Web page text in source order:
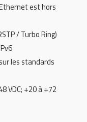
est hors
/ Turbo Ring)
les standards
VDC; +20 à +72